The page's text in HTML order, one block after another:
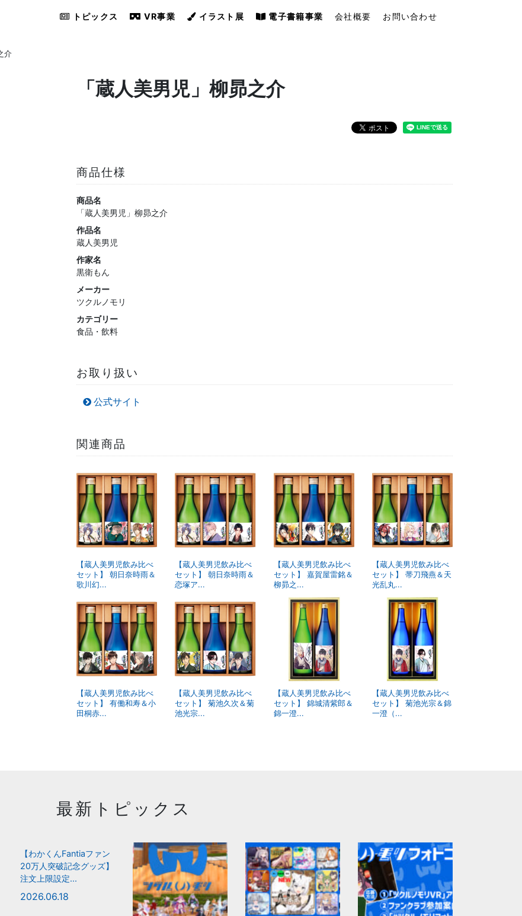
トピックス VR事業 イラスト展 電子書籍事業 会社概要 お問い合わせ
介
「蔵人美男児」柳昴之介
商品仕様
商品名
「蔵人美男児」柳昴之介
作品名
蔵人美男児
作家名
黒衛もん
メーカー
ツクルノモリ
カテゴリー
食品・飲料
お取り扱い
公式サイト
関連商品
【蔵人美男児飲み比べ
セット】 朝日奈時雨＆
歌川幻...
【蔵人美男児飲み比べ
セット】 朝日奈時雨＆
恋塚ア...
【蔵人美男児飲み比べ
セット】 嘉賀屋雷銘＆
柳昴之...
【蔵人美男児飲み比べ
セット】 帯刀飛燕＆天
光乱丸...
【蔵人美男児飲み比べ
セット】 有働和寿＆小
田桐赤...
【蔵人美男児飲み比べ
セット】 菊池久次＆菊
池光宗...
【蔵人美男児飲み比べ
セット】 錦城清紫郎＆
錦一澄...
【蔵人美男児飲み比べ
セット】 菊池光宗＆錦
一澄（...
最新トピックス
【わかくんFantiaファン
20万人突破記念グッズ】
注文上限設定...
2026.06.18